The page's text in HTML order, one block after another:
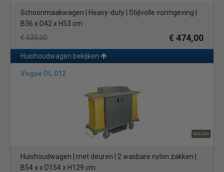
Schoonmaakwagen | Heavy-duty | Stijlvolle vormgeving |
B36 x D42 x H53 cm
€ 533,00
€ 474,00
Huishoudwagen bekijken
Vogue DL 012
Huishoudwagen | met deuren | 2 wasbare nylon zakken |
B54 x x D154 x H129 cm